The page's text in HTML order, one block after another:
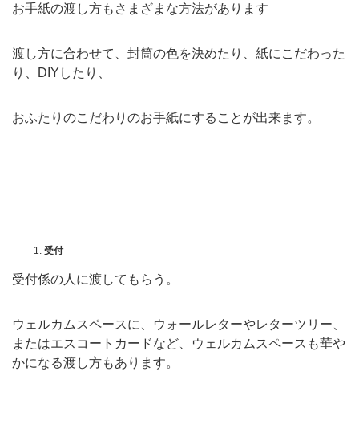
お手紙の渡し方もさまざまな方法があります
渡し方に合わせて、封筒の色を決めたり、紙にこだわった
り、DIYしたり、
おふたりのこだわりのお手紙にすることが出来ます。
受付
受付係の人に渡してもらう。
ウェルカムスペースに、ウォールレターやレターツリー、
またはエスコートカードなど、ウェルカムスペースも華や
かになる渡し方もあります。